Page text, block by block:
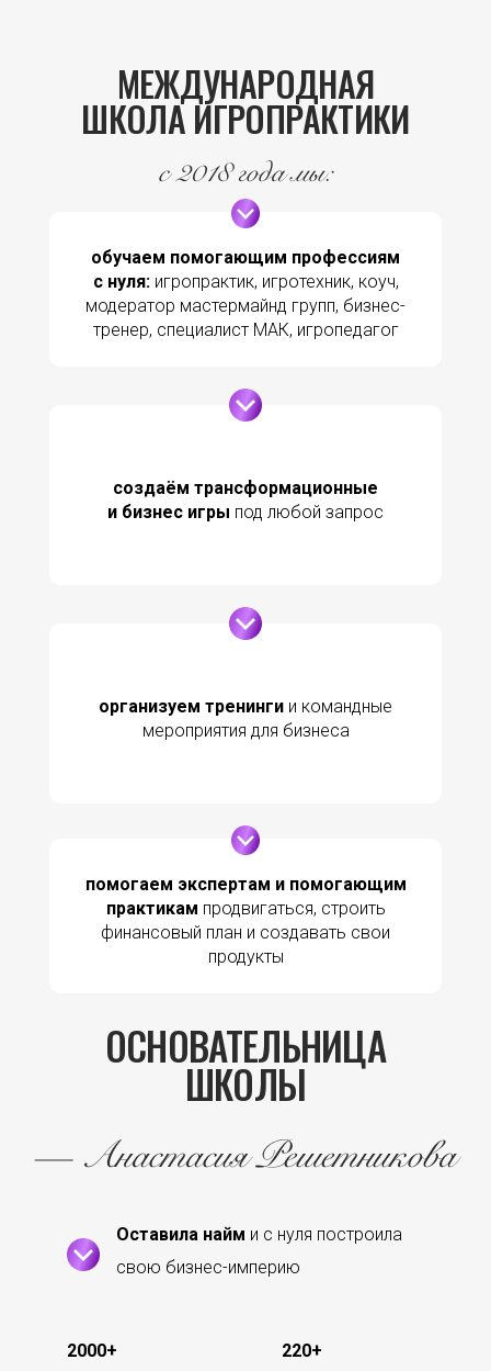
МЕЖДУНАРОДНАЯ
ШКОЛА ИГРОПРАКТИКИ
c 2018 года мы:
обучаем помогающим профессиям
с нуля:игропрактик, игротехник, коуч,
модератор мастермайнд групп, бизнес-
тренер, специалист МАК, игропедагог
создаём трансформационные
и бизнес игры под любой запрос
организуем тренинги и командные
мероприятия для бизнеса
помогаем экспертам и помогающим
практикам продвигаться, строить
финансовый план и создавать свои
продукты
ОСНОВАТЕЛЬНИЦА
ШКОЛЫ
— Анастасия Решетникова
Оставила найм и с нуля построила
свою бизнес-империю
2000+
220+